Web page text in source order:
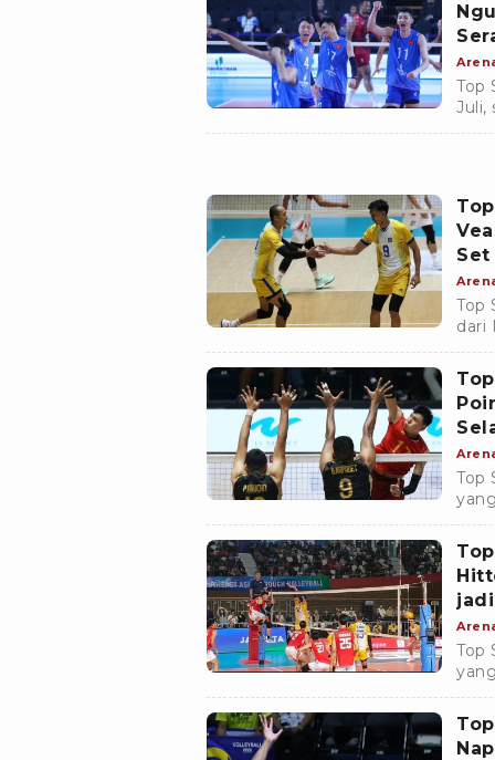
Top
Juli,
Set
Top
dari
Top
Top
di